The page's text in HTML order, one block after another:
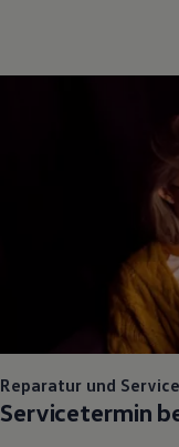
Reparatur und Service
Servicetermin